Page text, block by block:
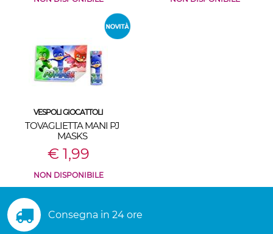
VESPOLI GIOCATTOLI
TOVAGLIETTA MANI PJ
MASKS
€ 1,99
NON DISPONIBILE
Consegna in 24 ore